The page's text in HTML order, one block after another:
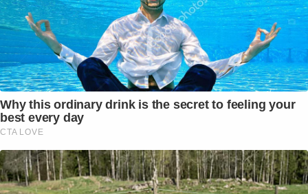
Why this ordinary drink is the secret to feeling your
best every day
CTA LOVE